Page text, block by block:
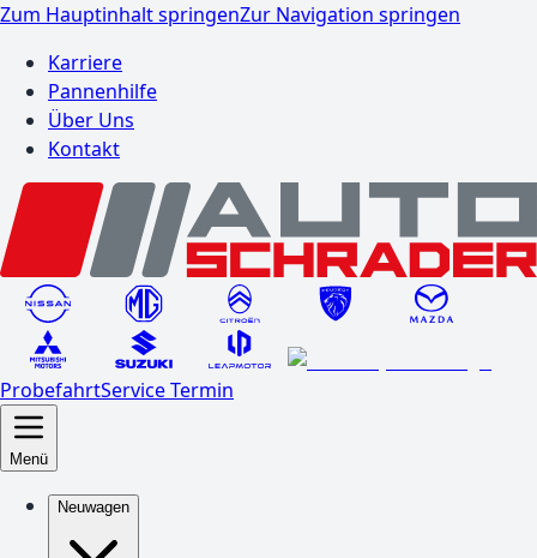
Zum Hauptinhalt springenZur Navigation springen
Karriere
Pannenhilfe
Über Uns
Kontakt
ProbefahrtService Termin
Menü
Neuwagen